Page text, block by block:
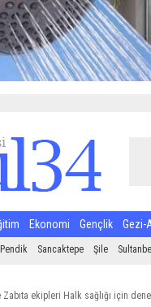
Ekonomi Gençlik Gezi-
Pendik Sancaktepe Şile
Zabıta ekipleri Halk sağlığı için